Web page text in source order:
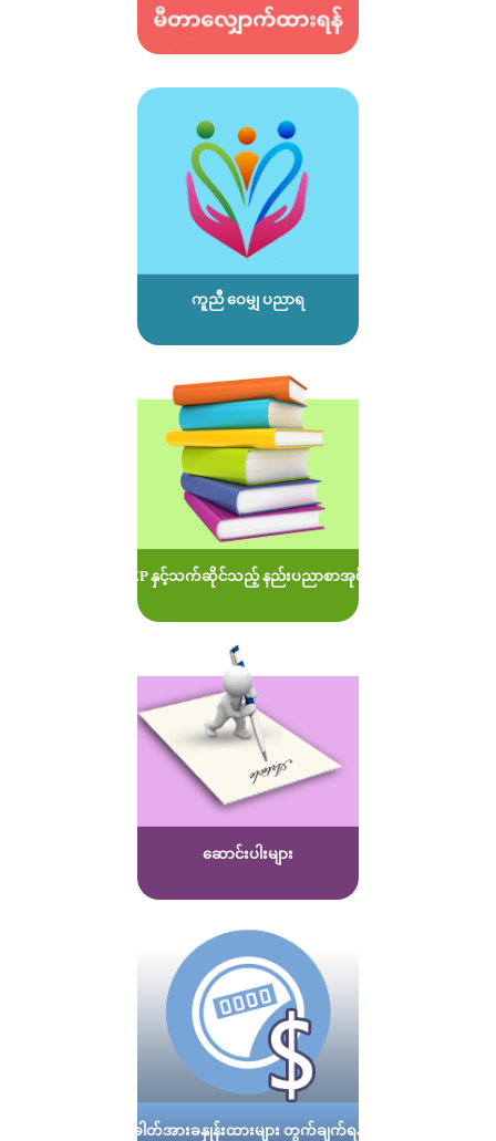
ကူညီ ဝေမျှ ပညာရ
MOEP နှင့်သက်ဆိုင်သည့် နည်းပညာစာအုပ်များ
ဆောင်းပါးများ
ဓါတ်အားခနှုန်းထားများ တွက်ချက်ရန်